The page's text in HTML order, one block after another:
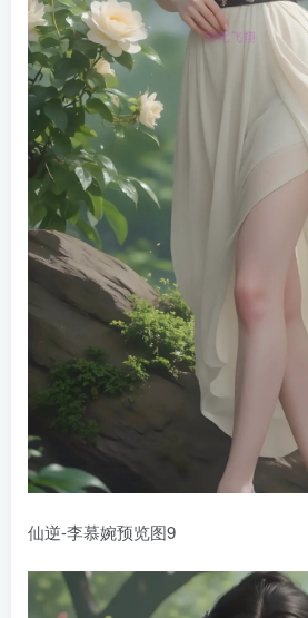
仙逆-李慕婉预览图9